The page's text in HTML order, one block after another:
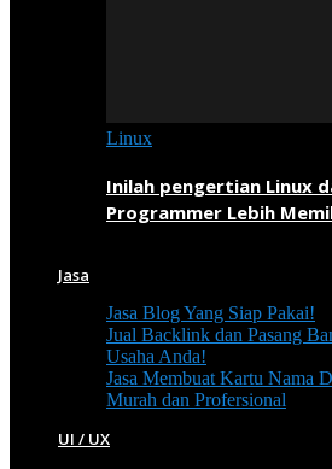
Linux
Inilah pengertian Linux
Programmer Lebih
Jasa
Jasa Blog Yang Siap Pakai!
Jual Backlink dan Pasang
Usaha Anda!
Jasa Membuat Kartu Nama
Murah dan Profersional
UI / UX